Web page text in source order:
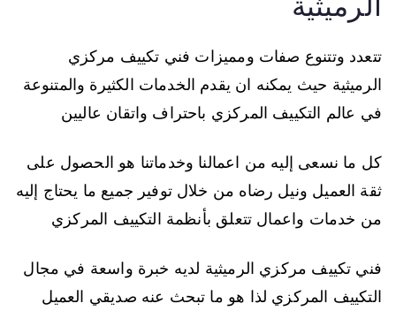
تتعدد وتتنوع صفات ومميزات فني تكييف مركزي
الرميثية حيث يمكنه ان يقدم الخدمات الكثيرة والمتنوعة
في عالم التكييف المركزي باحتراف واتقان عاليين
كل ما نسعى إليه من اعمالنا وخدماتنا هو الحصول على
ثقة العميل ونيل رضاه من خلال توفير جميع ما يحتاج إليه
من خدمات واعمال تتعلق بأنظمة التكييف المركزي
فني تكييف مركزي الرميثية لديه خبرة واسعة في مجال
التكييف المركزي لذا هو ما تبحث عنه صديقي العميل